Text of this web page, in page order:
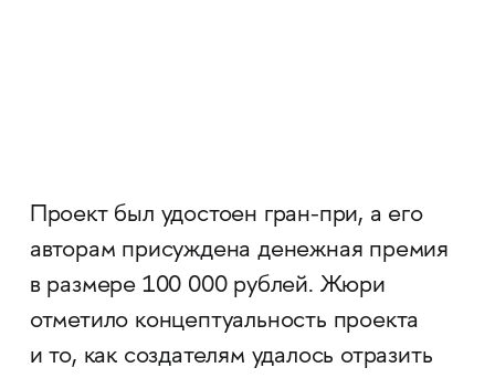
Проект был удостоен гран-при, а его
авторам присуждена денежная премия
в размере 100 000 рублей. Жюри
отметило концептуальность проекта
и то, как создателям удалось отразить